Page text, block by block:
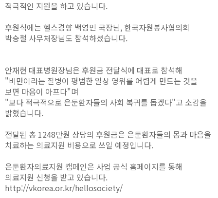
적극적인 지원을 하고 있습니다.
후원식에는 헬스경향 백영민 국장님, 한국자원봉사협의회
박승철 사무처장님도 참석하셨습니다.
안재현 대표병원장님은 후원금 전달식에 대표로 참석해
"비만이라는 질병이 평범한 일상 영위를 어렵게 만드는 것을
보면 마음이 아프다"며
"보다 적극적으로 은둔환자들의 사회 복귀를 돕겠다"고 소감을
밝혔습니다.
전달된 총 1248만원 상당의 후원금은 은둔환자들의 몸과 마음을
치료하는 의료지원 비용으로 쓰일 예정입니다.
은둔환자의료지원 캠페인은 사업 공식 홈페이지를 통해
의료지원 신청을 받고 있습니다.
http://vkorea.or.kr/hellosociety/